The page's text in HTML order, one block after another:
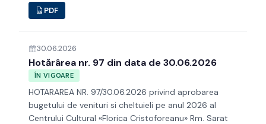
PDF
30.06.2026
Hotărârea nr. 97 din data de 30.06.2026
ÎN VIGOARE
HOTARAREA NR. 97/30.06.2026 privind aprobarea
bugetului de venituri si cheltuieli pe anul 2026 al
Centrului Cultural «Florica Cristoforeanu» Rm. Sarat